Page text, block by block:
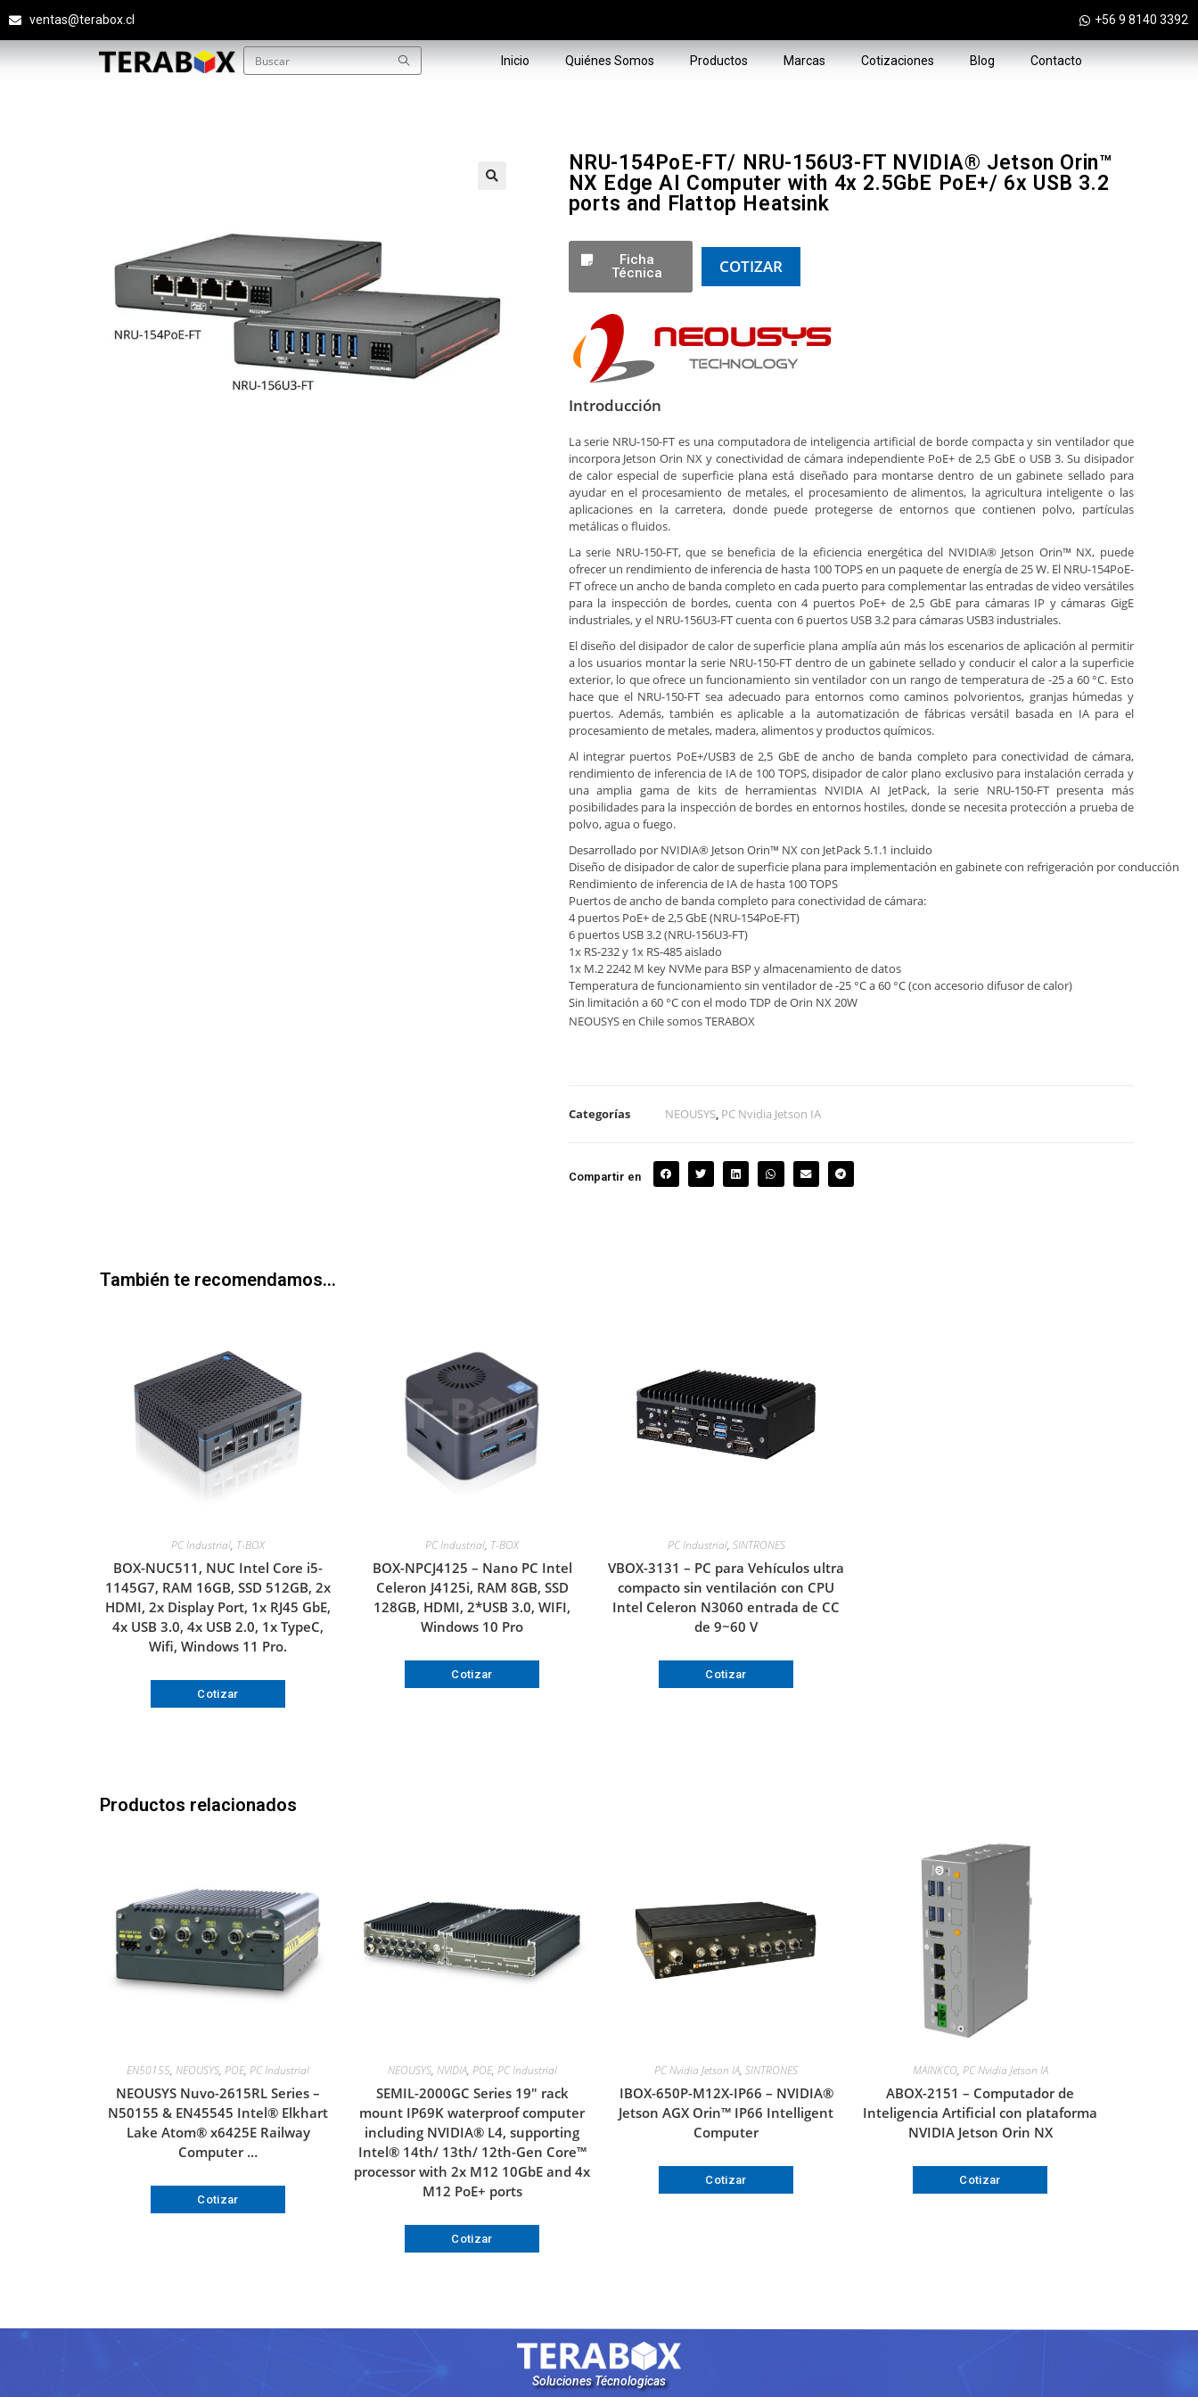
ventas@terabox.cl +56 9 8140 3392
Inicio Quiénes Somos Productos Marcas Cotizaciones Blog Contacto
NRU-154PoE-FT/ NRU-156U3-FT NVIDIA® Jetson Orin™
NX Edge AI Computer with 4x 2.5GbE PoE+/ 6x USB 3.2
ports and Flattop Heatsink
Ficha
Técnica
COTIZAR
Introducción
La serie NRU-150-FT es una computadora de inteligencia artificial de borde compacta y sin ventilador que
incorpora Jetson Orin NX y conectividad de cámara independiente PoE+ de 2,5 GbE o USB 3. Su disipador
de calor especial de superficie plana está diseñado para montarse dentro de un gabinete sellado para
ayudar en el procesamiento de metales, el procesamiento de alimentos, la agricultura inteligente o las
aplicaciones en la carretera, donde puede protegerse de entornos que contienen polvo, partículas
metálicas o fluidos.
La serie NRU-150-FT, que se beneficia de la eficiencia energética del NVIDIA® Jetson Orin™ NX, puede
ofrecer un rendimiento de inferencia de hasta 100 TOPS en un paquete de energía de 25 W. El NRU-154PoE-
FT ofrece un ancho de banda completo en cada puerto para complementar las entradas de video versátiles
para la inspección de bordes, cuenta con 4 puertos PoE+ de 2,5 GbE para cámaras IP y cámaras GigE
industriales, y el NRU-156U3-FT cuenta con 6 puertos USB 3.2 para cámaras USB3 industriales.
El diseño del disipador de calor de superficie plana amplía aún más los escenarios de aplicación al permitir
a los usuarios montar la serie NRU-150-FT dentro de un gabinete sellado y conducir el calor a la superficie
exterior, lo que ofrece un funcionamiento sin ventilador con un rango de temperatura de -25 a 60 °C. Esto
hace que el NRU-150-FT sea adecuado para entornos como caminos polvorientos, granjas húmedas y
puertos. Además, también es aplicable a la automatización de fábricas versátil basada en IA para el
procesamiento de metales, madera, alimentos y productos químicos.
Al integrar puertos PoE+/USB3 de 2,5 GbE de ancho de banda completo para conectividad de cámara,
rendimiento de inferencia de IA de 100 TOPS, disipador de calor plano exclusivo para instalación cerrada y
una amplia gama de kits de herramientas NVIDIA AI JetPack, la serie NRU-150-FT presenta más
posibilidades para la inspección de bordes en entornos hostiles, donde se necesita protección a prueba de
polvo, agua o fuego.
Desarrollado por NVIDIA® Jetson Orin™ NX con JetPack 5.1.1 incluido
Diseño de disipador de calor de superficie plana para implementación en gabinete con refrigeración por conducción
Rendimiento de inferencia de IA de hasta 100 TOPS
Puertos de ancho de banda completo para conectividad de cámara:
4 puertos PoE+ de 2,5 GbE (NRU-154PoE-FT)
6 puertos USB 3.2 (NRU-156U3-FT)
1x RS-232 y 1x RS-485 aislado
1x M.2 2242 M key NVMe para BSP y almacenamiento de datos
Temperatura de funcionamiento sin ventilador de -25 °C a 60 °C (con accesorio difusor de calor)
Sin limitación a 60 °C con el modo TDP de Orin NX 20W
NEOUSYS en Chile somos TERABOX
Categorías NEOUSYS, PC Nvidia Jetson IA
Compartir en
También te recomendamos…
PC Industrial, T-BOX
BOX-NUC511, NUC Intel Core i5-
1145G7, RAM 16GB, SSD 512GB, 2x
HDMI, 2x Display Port, 1x RJ45 GbE,
4x USB 3.0, 4x USB 2.0, 1x TypeC,
Wifi, Windows 11 Pro.
Cotizar
PC Industrial, T-BOX
BOX-NPCJ4125 – Nano PC Intel
Celeron J4125i, RAM 8GB, SSD
128GB, HDMI, 2*USB 3.0, WIFI,
Windows 10 Pro
Cotizar
PC Industrial, SINTRONES
VBOX-3131 – PC para Vehículos ultra
compacto sin ventilación con CPU
Intel Celeron N3060 entrada de CC
de 9~60 V
Cotizar
Productos relacionados
EN50155, NEOUSYS, POE, PC Industrial
NEOUSYS Nuvo-2615RL Series –
N50155 & EN45545 Intel® Elkhart
Lake Atom® x6425E Railway
Computer …
Cotizar
NEOUSYS, NVIDIA, POE, PC Industrial
SEMIL-2000GC Series 19″ rack
mount IP69K waterproof computer
including NVIDIA® L4, supporting
Intel® 14th/ 13th/ 12th-Gen Core™
processor with 2x M12 10GbE and 4x
M12 PoE+ ports
Cotizar
PC Nvidia Jetson IA, SINTRONES
IBOX-650P-M12X-IP66 – NVIDIA®
Jetson AGX Orin™ IP66 Intelligent
Computer
Cotizar
MAINKCO, PC Nvidia Jetson IA
ABOX-2151 – Computador de
Inteligencia Artificial con plataforma
NVIDIA Jetson Orin NX
Cotizar
Soluciones Técnologicas